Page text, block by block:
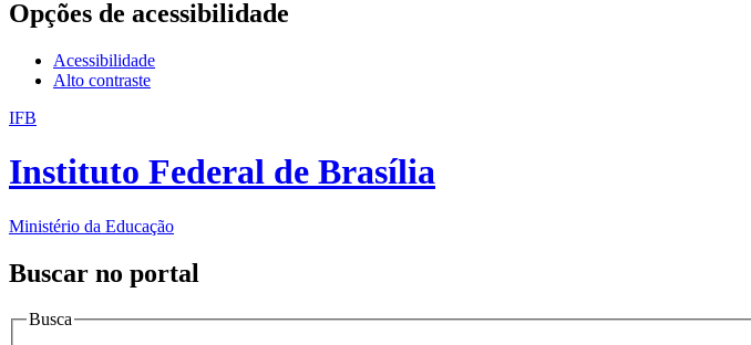
Opções de acessibilidade
Acessibilidade
Alto contraste
IFB
Instituto Federal de Brasília
Ministério da Educação
Buscar no portal
Busca